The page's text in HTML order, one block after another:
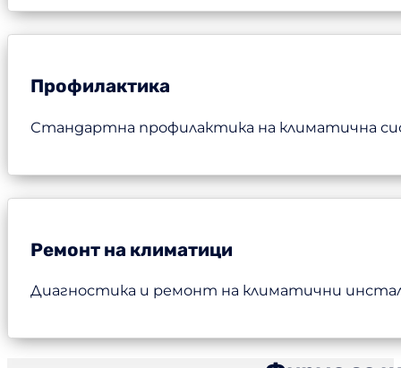
Профилактика
Стандартна профилактика на климатична
Ремонт на климатици
Диагностика и ремонт на климатични